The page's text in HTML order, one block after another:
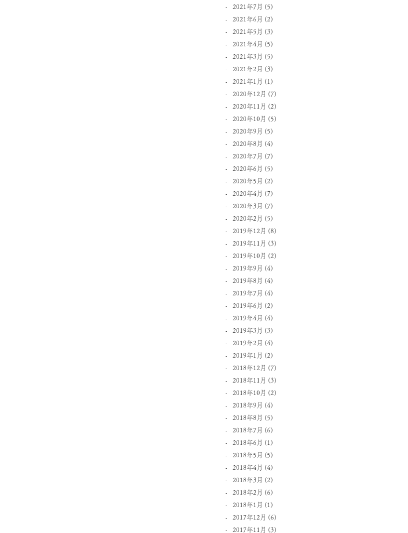
2021年7月 (5)
2021年6月 (2)
2021年5月 (3)
2021年4月 (5)
2021年3月 (5)
2021年2月 (3)
2021年1月 (1)
2020年12月 (7)
2020年11月 (2)
2020年10月 (5)
2020年9月 (5)
2020年8月 (4)
2020年7月 (7)
2020年6月 (5)
2020年5月 (2)
2020年4月 (7)
2020年3月 (7)
2020年2月 (5)
2019年12月 (8)
2019年11月 (3)
2019年10月 (2)
2019年9月 (4)
2019年8月 (4)
2019年7月 (4)
2019年6月 (2)
2019年4月 (4)
2019年3月 (3)
2019年2月 (4)
2019年1月 (2)
2018年12月 (7)
2018年11月 (3)
2018年10月 (2)
2018年9月 (4)
2018年8月 (5)
2018年7月 (6)
2018年6月 (1)
2018年5月 (5)
2018年4月 (4)
2018年3月 (2)
2018年2月 (6)
2018年1月 (1)
2017年12月 (6)
2017年11月 (3)